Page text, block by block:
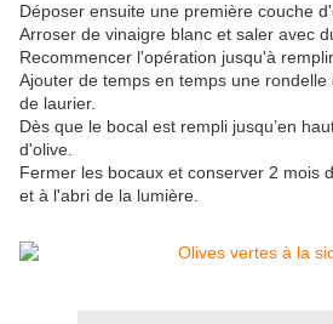
Déposer ensuite une première couche
Arroser de vinaigre blanc et saler avec
Recommencer l'opération jusqu'à
Ajouter de temps en temps une
de laurier.
Dès que le bocal est rempli jusqu’en
d'olive.
Fermer les bocaux et conserver 2 mois
et à l'abri de la lumière.